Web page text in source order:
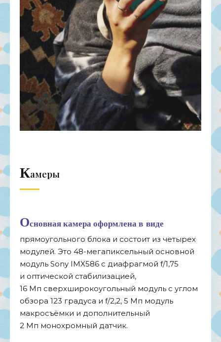
Камеры
Основная камера оформлена в виде
прямоугольного блока и состоит из четырех
модулей. Это 48-мегапиксельный основной
модуль Sony IMX586 с диафрагмой f/1,75
и оптической стабилизацией,
16 Мп сверхширокоугольный модуль с углом
обзора 123 градуса и f/2,2, 5 Мп модуль
макросъёмки и дополнительный
2 Мп монохромный датчик.